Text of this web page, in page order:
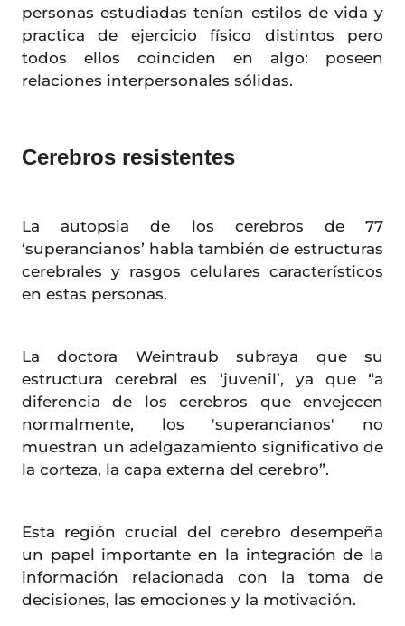
personas estudiadas tenían estilos de vida y
practica de ejercicio físico distintos pero
todos ellos coinciden en algo: poseen
relaciones interpersonales sólidas.
Cerebros resistentes
La autopsia de los cerebros de 77
‘superancianos’ habla también de estructuras
cerebrales y rasgos celulares característicos
en estas personas.
La doctora Weintraub subraya que su
estructura cerebral es ‘juvenil’, ya que “a
diferencia de los cerebros que envejecen
normalmente, los 'superancianos' no
muestran un adelgazamiento significativo de
la corteza, la capa externa del cerebro”.
Esta región crucial del cerebro desempeña
un papel importante en la integración de la
información relacionada con la toma de
decisiones, las emociones y la motivación.